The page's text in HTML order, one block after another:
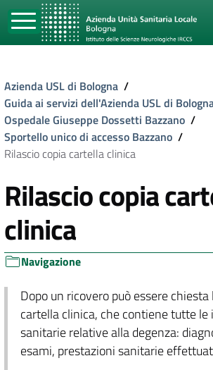
Azienda USL di Bologna /
Guida ai servizi dell'Azienda USL di
Ospedale Giuseppe Dossetti Bazzano /
Sportello unico di accesso Bazzano /
Rilascio copia cartella clinica
Rilascio copia
clinica
Navigazione
Dopo un ricovero può essere chiesta
cartella clinica, che contiene tutte
sanitarie relative alla degenza:
esami, prestazioni sanitarie